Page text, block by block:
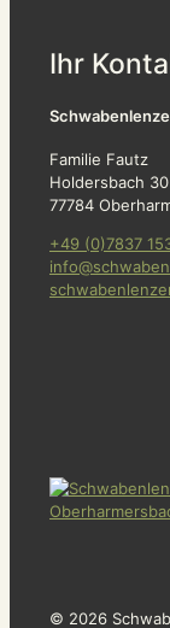
Ihr
Familie Fautz
Holdersbach 30
77784
+49 (0)7837
© 2026